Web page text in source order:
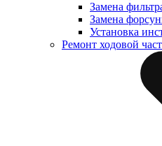
Замена
Замена
Установка
Ремонт ходовой